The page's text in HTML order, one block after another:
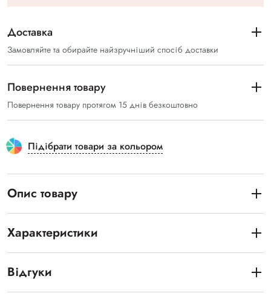
Доставка
Замовляйте та обирайте найзручніший спосіб доставки
Повернення товару
Повернення товару протягом 15 днів безкоштовно
Підібрати товари за кольором
Опис товару
Характеристики
Відгуки